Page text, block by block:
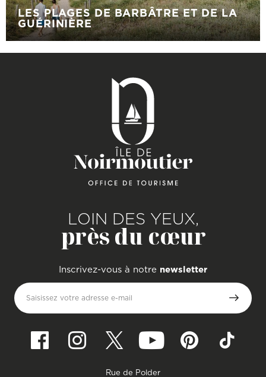
LES PLAGES DE BARBÂTRE ET DE LA
GUÉRINIÈRE
LOIN DES YEUX,
près du cœur
Inscrivez-vous à notre newsletter
Saisissez votre adresse e-mail
Rue de Polder